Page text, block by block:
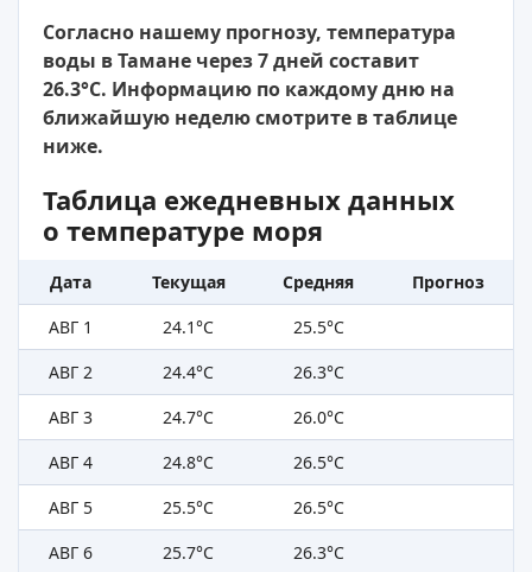
Согласно нашему прогнозу, температура
воды в Тамане через 7 дней составит
26.3°C. Информацию по каждому дню на
ближайшую неделю смотрите в таблице
ниже.
Таблица ежедневных данных
о температуре моря
Дата Текущая Средняя
Прогноз
АВГ 1
24.1°C
25.5°C
АВГ 2
24.4°C
26.3°C
АВГ 3
24.7°C
26.0°C
АВГ 4
24.8°C
26.5°C
АВГ 5
25.5°C
26.5°C
АВГ 6
25.7°C 26.3°C